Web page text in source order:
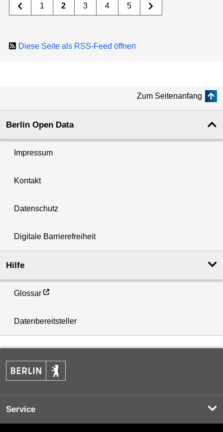
1 2 3 4 5
Diese Seite als RSS-Feed öffnen
Zum Seitenanfang
Berlin Open Data
Impressum
Kontakt
Datenschutz
Digitale Barrierefreiheit
Hilfe
Glossar
Datenbereitsteller
Service